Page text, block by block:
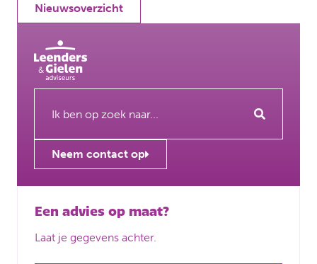
Nieuwsoverzicht
Neem contact op
Een advies op maat?
Laat je gegevens achter.